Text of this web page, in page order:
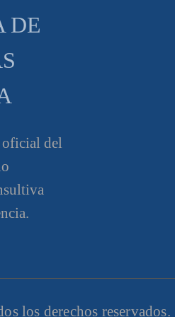
DE
del
los derechos reservados.